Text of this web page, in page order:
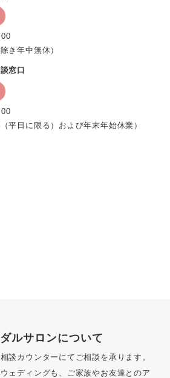
き年中無休）
窓口
平日に限る）および年末年始休業）
ルサロンについて
談カウンターにてご相談を承ります。
ェディングも、ご家族やお友達とのア